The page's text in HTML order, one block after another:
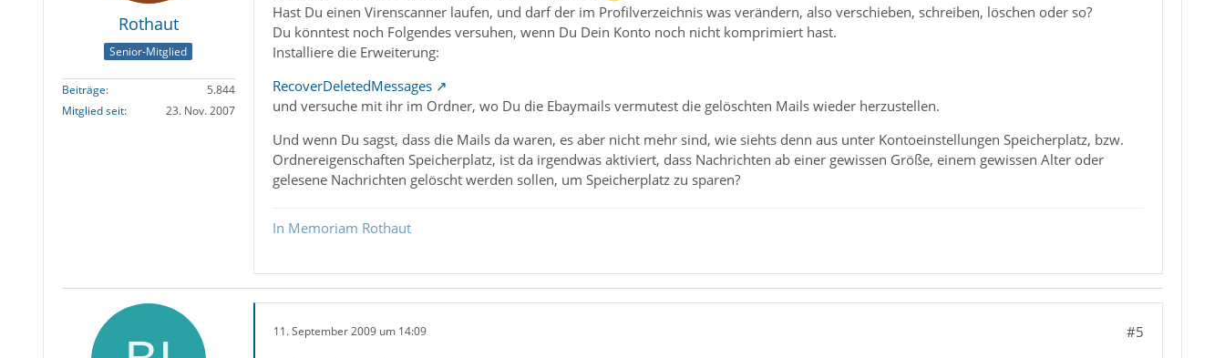
Rothaut
Senior-Mitglied
Beiträge
5.844
Mitglied seit
23. Nov. 2007
Hast Du einen Virenscanner laufen, und darf der im Profilverzeichnis was verändern, also verschieben, schreiben, löschen oder so?
Du könntest noch Folgendes versuhen, wenn Du Dein Konto noch nicht komprimiert hast.
Installiere die Erweiterung:
RecoverDeletedMessages
und versuche mit ihr im Ordner, wo Du die Ebaymails vermutest die gelöschten Mails wieder herzustellen.
Und wenn Du sagst, dass die Mails da waren, es aber nicht mehr sind, wie siehts denn aus unter Kontoeinstellungen Speicherplatz, bzw.
Ordnereigenschaften Speicherplatz, ist da irgendwas aktiviert, dass Nachrichten ab einer gewissen Größe, einem gewissen Alter oder
gelesene Nachrichten gelöscht werden sollen, um Speicherplatz zu sparen?
In Memoriam Rothaut
11. September 2009 um 14:09 #5